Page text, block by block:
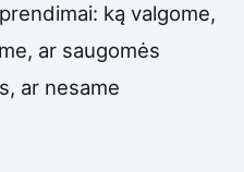
ką valgome,
ar saugomės
ar nesame